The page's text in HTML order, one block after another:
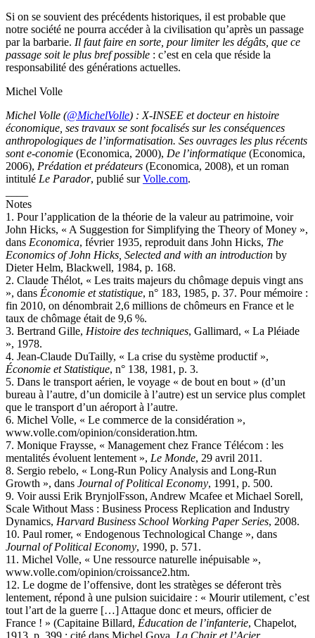
Si on se souvient des précédents historiques, il est probable que
notre société ne pourra accéder à la civilisation qu’après un passage
par la barbarie. Il faut faire en sorte, pour limiter les dégâts, que ce
passage soit le plus bref possible : c’est en cela que réside la
responsabilité des générations actuelles.
Michel Volle
Michel Volle (@MichelVolle) : X-INSEE et docteur en histoire
économique, ses travaux se sont focalisés sur les conséquences
anthropologiques de l’informatisation. Ses ouvrages les plus récents
sonte-conomie (Economica, 2000), De l’informatique (Economica,
2006), Prédation et prédateurs (Economica, 2008), et un roman
intitulé Le Parador, publié surVolle.com.
Notes
1. Pour l’application de la théorie de la valeur au patrimoine, voir
John Hicks, « A Suggestion for Simplifying the Theory of Money »,
dans Economica, février 1935, reproduit dans John Hicks, The
Economics of John Hicks, Selected and with an introduction by
Dieter Helm, Blackwell, 1984, p. 168.
2. Claude Thélot, « Les traits majeurs du chômage depuis vingt ans
», dans Économie et statistique, n° 183, 1985, p. 37. Pour mémoire :
fin 2010, on dénombrait 2,6 millions de chômeurs en France et le
taux de chômage était de 9,6 %.
3. Bertrand Gille, Histoire des techniques, Gallimard, « La Pléiade
», 1978.
4. Jean-Claude DuTailly, « La crise du système productif »,
Économie et Statistique, n° 138, 1981, p. 3.
5. Dans le transport aérien, le voyage « de bout en bout » (d’un
bureau à l’autre, d’un domicile à l’autre) est un service plus complet
que le transport d’un aéroport à l’autre.
6. Michel Volle, « Le commerce de la considération »,
www.volle.com/opinion/consideration.htm.
7. Monique Fraysse, « Management chez France Télécom : les
mentalités évoluent lentement », Le Monde, 29 avril 2011.
8. Sergio rebelo, « Long-Run Policy Analysis and Long-Run
Growth », dans Journal of Political Economy, 1991, p. 500.
9. Voir aussi Erik BrynjolFsson, Andrew Mcafee et Michael Sorell,
Scale Without Mass : Business Process Replication and Industry
Dynamics, Harvard Business School Working Paper Series, 2008.
10. Paul romer, « Endogenous Technological Change », dans
Journal of Political Economy, 1990, p. 571.
11. Michel Volle, « Une ressource naturelle inépuisable »,
www.volle.com/opinion/croissance2.htm.
12. Le dogme de l’offensive, dont les stratèges se déferont très
lentement, répond à une pulsion suicidaire : « Mourir utilement, c’est
tout l’art de la guerre […] Attaque donc et meurs, officier de
France ! » (Capitaine Billard, Éducation de l’infanterie, Chapelot,